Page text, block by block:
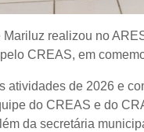
realizou no
CREAS, em
atividades de 2026 e
do CREAS e do
da secretária